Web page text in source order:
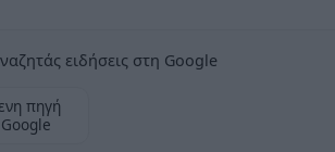
ειδήσεις στη Google
πηγή